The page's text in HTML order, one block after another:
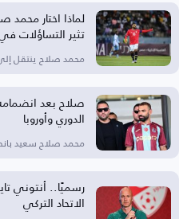
لماذا اختار
تثير التساؤلات في
محمد صلاح ينتقل
صلاح بعد
الدوري وأوروبا
محمد صلاح سعيد
رسميًا.. أنتوني
الاتحاد التركي